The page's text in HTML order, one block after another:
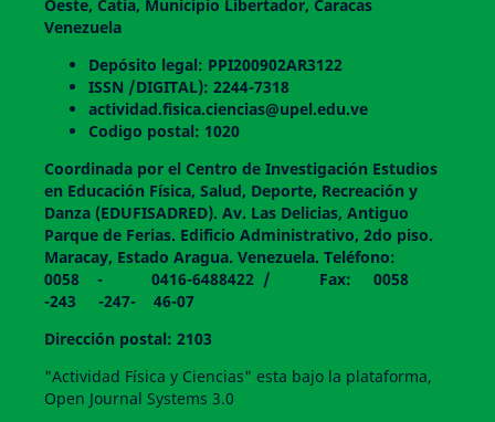
Oeste, Catia, Municipio Libertador, Caracas
Venezuela
Depósito legal: PPI200902AR3122
ISSN /DIGITAL): 2244-7318
actividad.fisica.ciencias@upel.edu.ve
Codigo postal: 1020
Coordinada por el Centro de Investigación Estudios
en Educación Física, Salud, Deporte, Recreación y
Danza (EDUFISADRED). Av. Las Delicias, Antiguo
Parque de Ferias. Edificio Administrativo, 2do piso.
Maracay, Estado Aragua. Venezuela. Teléfono:
0058 - 0416-6488422 / Fax: 0058
-243 -247- 46-07
Dirección postal: 2103
"Actividad Física y Ciencias" esta bajo la plataforma,
Open Journal Systems 3.0